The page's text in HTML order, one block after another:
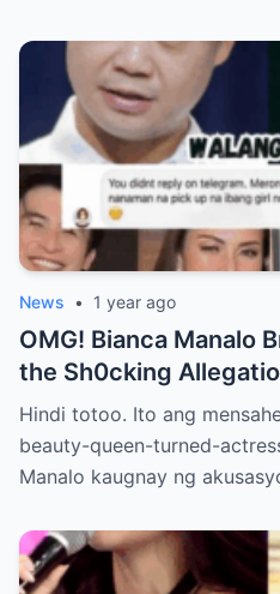
News • 1 year ago
OMG! Bianca Manalo
the Sh0cking
Gatchalian—What
Leave You
Hindi totoo. Ito ang
beauty-queen-turned-
Manalo kaugnay ng